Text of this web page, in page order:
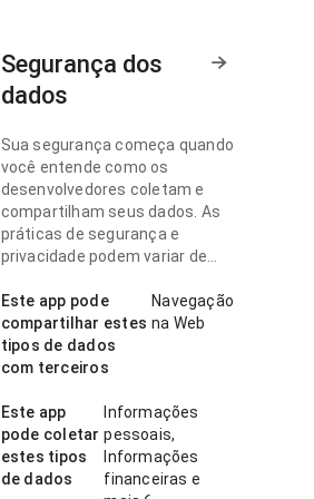
Segurança dos
dados
Sua segurança começa quando
você entende como os
desenvolvedores coletam e
compartilham seus dados. As
práticas de segurança e
privacidade podem variar de
idade.
Este app pode
compartilhar estes
tipos de dados
com terceiros
Navegação
na Web
Este app
pode coletar
estes tipos
de dados
Informações
pessoais,
Informações
financeiras e